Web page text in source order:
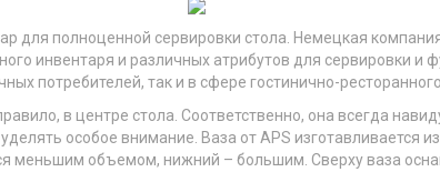
для полноценной сервировки стола. Немецкая
инвентаря и различных атрибутов для сервировки и
потребителей, так и в сфере гостинично-
в центре стола. Соответственно, она всегда
особое внимание. Ваза от APS изготавливается
меньшим объемом, нижний – большим. Сверху ваза